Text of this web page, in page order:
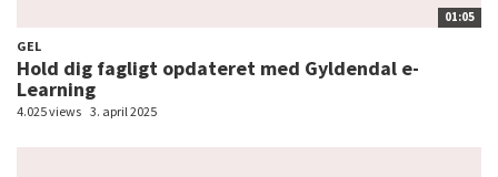
01:05
GEL
Hold dig fagligt opdateret med Gyldendal e-
Learning
4.025 views 3. april 2025